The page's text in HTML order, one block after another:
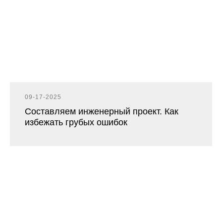
09-17-2025
Составляем инженерный проект. Как
избежать грубых ошибок